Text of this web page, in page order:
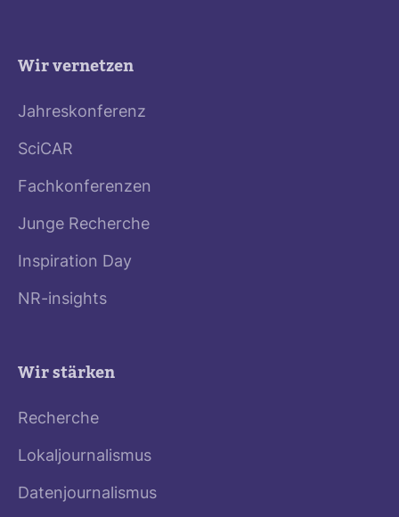
Wir vernetzen
Jahreskonferenz
SciCAR
Fachkonferenzen
Junge Recherche
Inspiration Day
NR-insights
Wir stärken
Recherche
Lokaljournalismus
Datenjournalismus